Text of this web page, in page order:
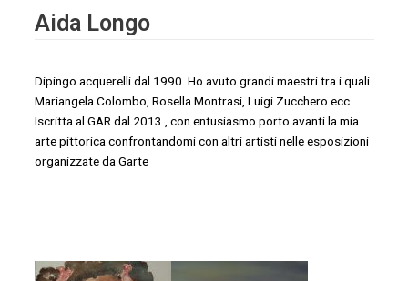
Aida Longo
Dipingo acquerelli dal 1990. Ho avuto grandi maestri tra i quali
Mariangela Colombo, Rosella Montrasi, Luigi Zucchero ecc.
Iscritta al GAR dal 2013 , con entusiasmo porto avanti la mia
arte pittorica confrontandomi con altri artisti nelle esposizioni
organizzate da Garte